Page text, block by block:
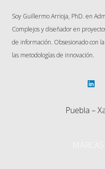
Soy Guillermo Arrioja, PhD. en
Complejos y diseñador en
de información. Obsesionado con
las metodologías de innovación.
Puebla –